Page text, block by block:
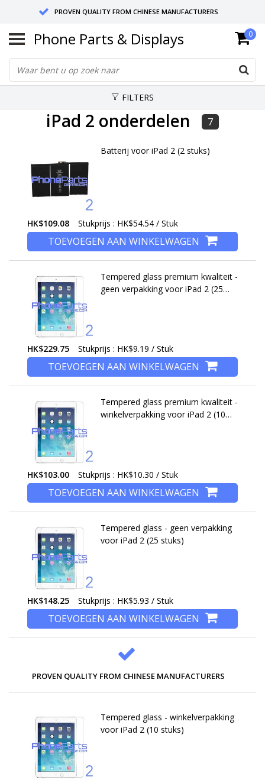
PROVEN QUALITY FROM CHINESE MANUFACTURERS
SEND RETURNS TO GERMANY OR NETHERLANDS
10 DAY SHIPPING
Phone Parts & Displays 0
FILTERS
iPad 2 onderdelen 7
Batterij voor iPad 2 (2 stuks)
HK$109.08 Stukprijs : HK$54.54 / Stuk
TOEVOEGEN AAN WINKELWAGEN
Tempered glass premium kwaliteit -
geen verpakking voor iPad 2 (25
HK$229.75 Stukprijs : HK$9.19 / Stuk
TOEVOEGEN AAN WINKELWAGEN
Tempered glass premium kwaliteit -
winkelverpakking voor iPad 2 (10
HK$103.00 Stukprijs : HK$10.30 / Stuk
TOEVOEGEN AAN WINKELWAGEN
Tempered glass - geen verpakking
voor iPad 2 (25 stuks)
HK$148.25 Stukprijs : HK$5.93 / Stuk
TOEVOEGEN AAN WINKELWAGEN
PROVEN QUALITY FROM CHINESE MANUFACTURERS
Tempered glass - winkelverpakking
voor iPad 2 (10 stuks)